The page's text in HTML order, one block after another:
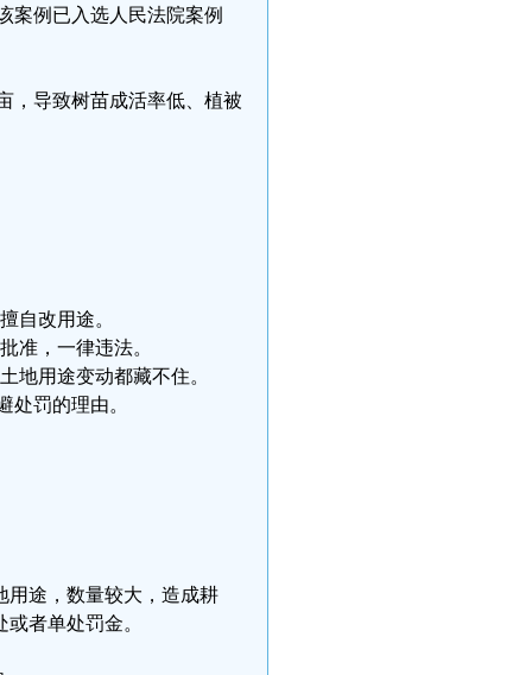
案例已入选人民法院案例
，导致树苗成活率低、植被
自改用途。
准，一律违法。
地用途变动都藏不住。
处罚的理由。
用途，数量较大，造成耕
者单处罚金。